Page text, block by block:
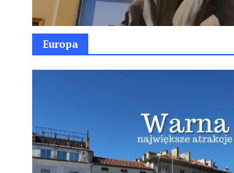
Europa